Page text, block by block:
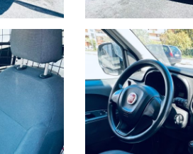
Compila il